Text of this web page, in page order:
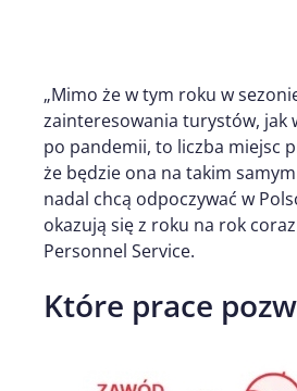
„Mimo że w tym roku w
zainteresowania turystów, jak
po pandemii, to liczba miejsc
że będzie ona na takim
nadal chcą odpoczywać w
okazują się z roku na rok
Personnel Service.
Które prace